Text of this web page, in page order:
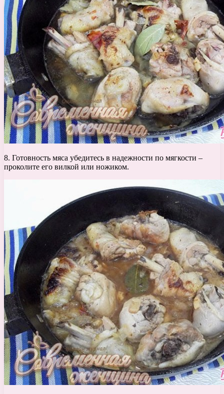
8. Готовность мяса убедитесь в надежности по мягкости –
проколите его вилкой или ножиком.